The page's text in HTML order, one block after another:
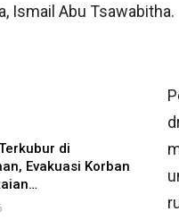
Ismail Abu Tsawabitha.
di
Evakuasi Korban